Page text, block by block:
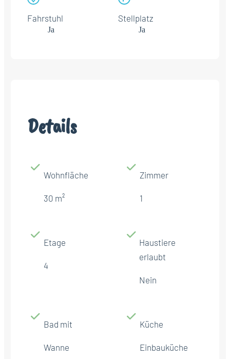
Fahrstuhl
Ja
Stellplatz
Ja
Details
Wohnfläche
30 m²
Zimmer
1
Etage
4
Haustiere
erlaubt
Nein
Bad mit
Wanne
Küche
Einbauküche